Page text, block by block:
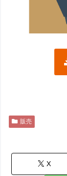
販売
X